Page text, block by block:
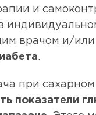
и
врачом и/или
.
при
показатели